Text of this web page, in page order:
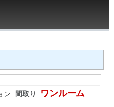
ン 間取り ワンルーム